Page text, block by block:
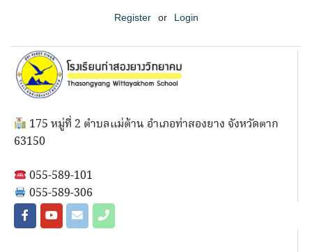
Register or Login
175 หมู่ที่ 2 ตำบลแม่ต้าน อำเภอท่าสองยาง จังหวัดตาก
63150
055-589-101
055-589-306